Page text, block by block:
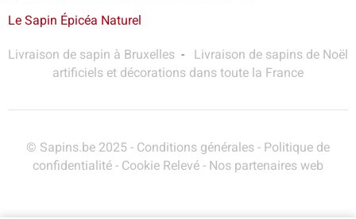
Le Sapin Épicéa Naturel
Livraison de sapin à Bruxelles - Livraison de sapins de Noël
artificiels et décorations dans toute la France
© Sapins.be 2025 - Conditions générales - Politique de
confidentialité - Cookie Relevé - Nos partenaires web